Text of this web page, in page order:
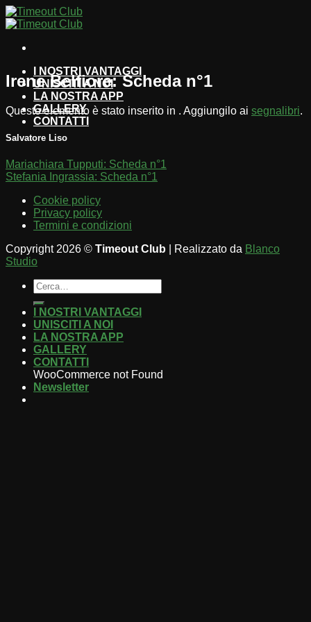
Salta
ai
I NOSTRI VANTAGGI
UNISCITI A NOI
LA NOSTRA APP
GALLERY
CONTATTI
Irene Belfiore: Scheda n°1
Questo elemento è stato inserito in . Aggiungilo ai segnalibri.
Salvatore Liso
Mariachiara Tupputi: Scheda n°1
Stefania Ingrassia: Scheda n°1
Cookie policy
Privacy policy
Termini e condizioni
Copyright 2026 © Timeout Club | Realizzato da Blanco
Studio
I NOSTRI VANTAGGI
UNISCITI A NOI
LA NOSTRA APP
GALLERY
CONTATTI
WooCommerce not Found
Newsletter